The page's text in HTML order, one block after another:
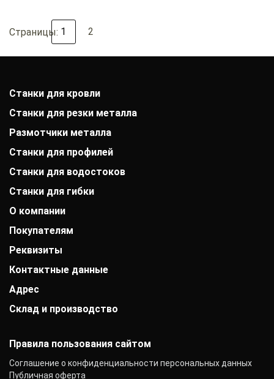
Страницы: 1 2
Станки для кровли
Станки для резки металла
Размотчики металла
Станки для профилей
Станки для водостоков
Станки для гибки
О компании
История компании
Выставки
Заказчики
Вакансии
Контакты
Покупателям
Оплата
Гарантии
Акции
Статьи
Реквизиты
АО «Райффайзенбанк»
Р/с: 40702810000000001118
К/с: 30101810200000000700
ОКПО: 40276717
Контактные данные
+7 (800) 333-41-10
График работы:
Адрес
Барнаул, улица Матросова, 9Б/3
Склад и производство
Правила пользования сайтом
Соглашение о конфиденциальности персональных данных
Публичная оферта